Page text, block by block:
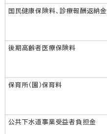
国民健康保険料、診療報酬返納金
後期高齢者医療保険料
保育所（園）保育料
公共下水道事業受益者負担金